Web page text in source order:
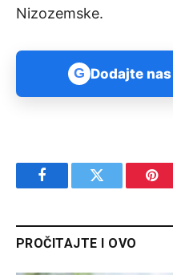
Nizozemske.
G Dodajte
FacebookTwitter
PROČITAJTE I OVO